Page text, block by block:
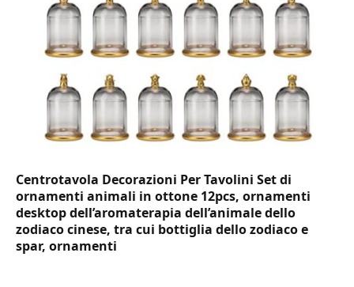
Centrotavola Decorazioni Per Tavolini Set di
ornamenti animali in ottone 12pcs, ornamenti
desktop dell’aromaterapia dell’animale dello
zodiaco cinese, tra cui bottiglia dello zodiaco e
spar, ornamenti